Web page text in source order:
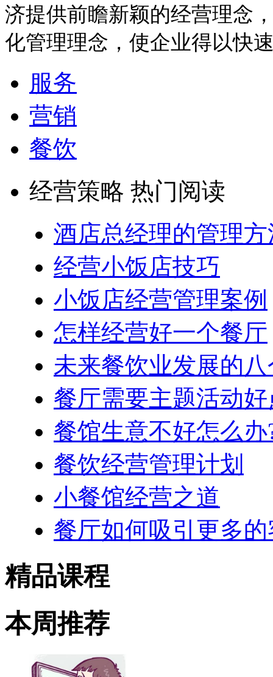
济提供前瞻新颖的经营理念
化管理理念，使企业得以快
服务
营销
餐饮
经营策略 热门阅读
酒店总经理的管理
经营小饭店技巧
小饭店经营管理案例
怎样经营好一个餐厅
未来餐饮业发展的
餐厅需要主题活动
餐馆生意不好怎么办
餐饮经营管理计划
小餐馆经营之道
餐厅如何吸引更多
精品课程
本周推荐